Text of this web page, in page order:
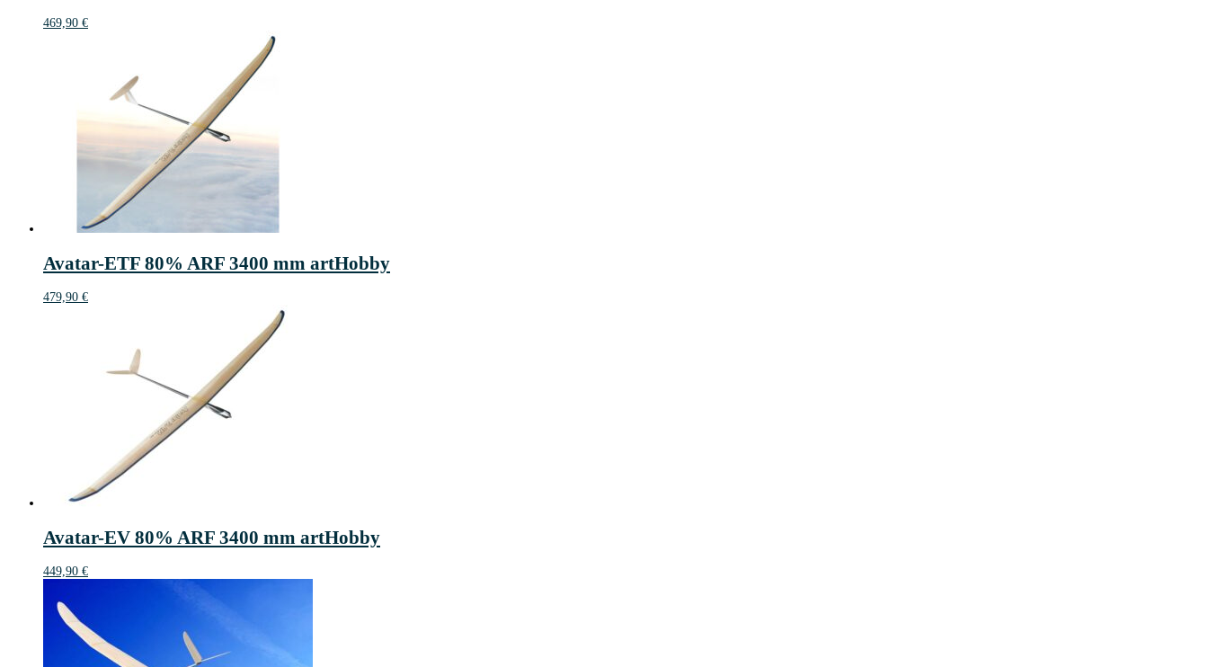
469,90 €
Avatar-ETF 80% ARF 3400 mm artHobby
479,90 €
Avatar-EV 80% ARF 3400 mm artHobby
449,90 €